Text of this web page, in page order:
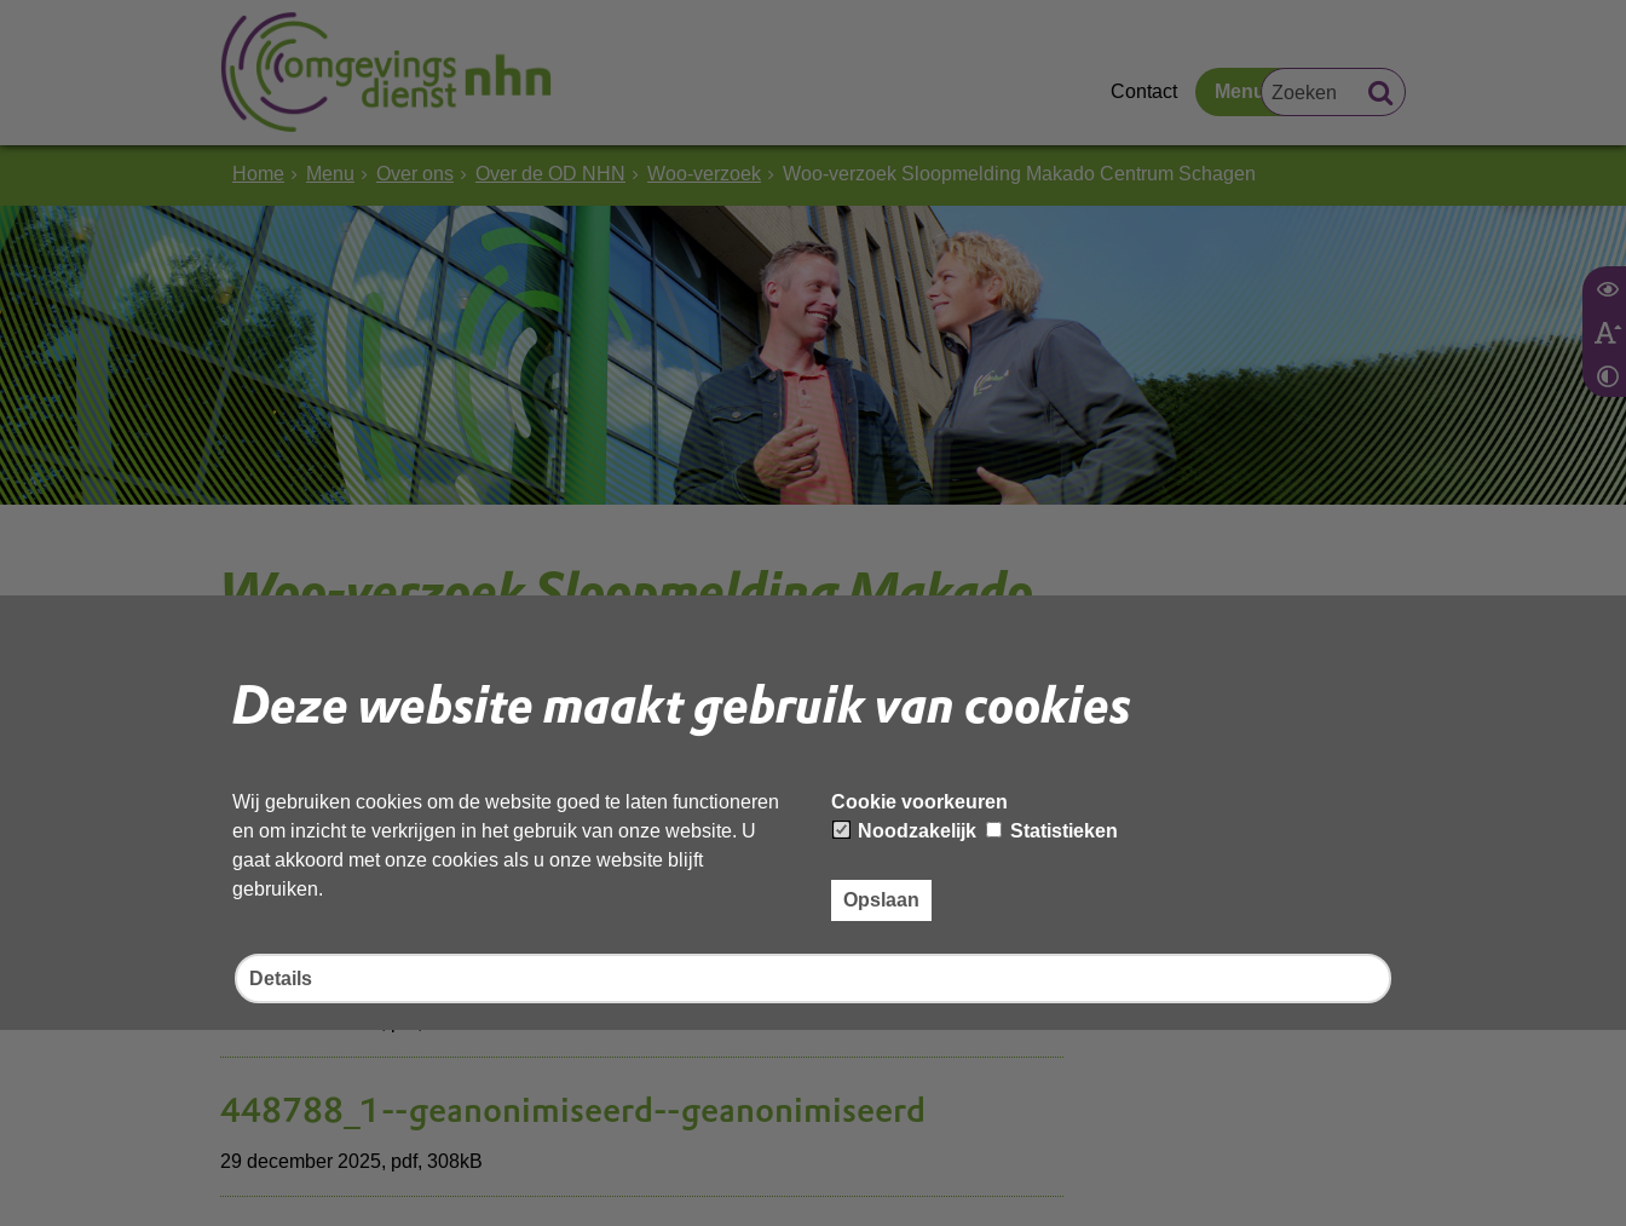
Deze website maakt gebruik van cookies
Wij gebruiken cookies om de website goed te laten functioneren
en om inzicht te verkrijgen in het gebruik van onze website. U
gaat akkoord met onze cookies als u onze website blijft
gebruiken.
Cookie voorkeuren
Noodzakelijk
Statistieken
Opslaan
Details
Contact Menu
Home Menu Over ons Over de OD NHN Woo-verzoek Woo-verzoek Sloopmelding Makado Centrum Schagen
Woo-verzoek Sloopmelding Makado
Uit - Besluit toekennen Woo-verzoek - Makado
Centrum 27 Schagen_geanonimiseerd
29 december 2025,
000-verzoek_350---geanonimiseerd
448788_1--geanonimiseerd--geanonimiseerd
29 december 2025, pdf, 308kB